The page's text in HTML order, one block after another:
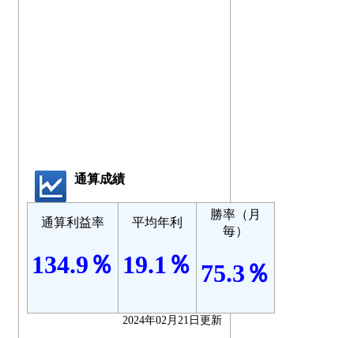
通算成績
通算利益率
134.9％
平均年利
19.1％
勝率（月
毎）
75.3％
2024年02月21日更新